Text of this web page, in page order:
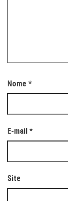
Nome *
E-mail *
Site